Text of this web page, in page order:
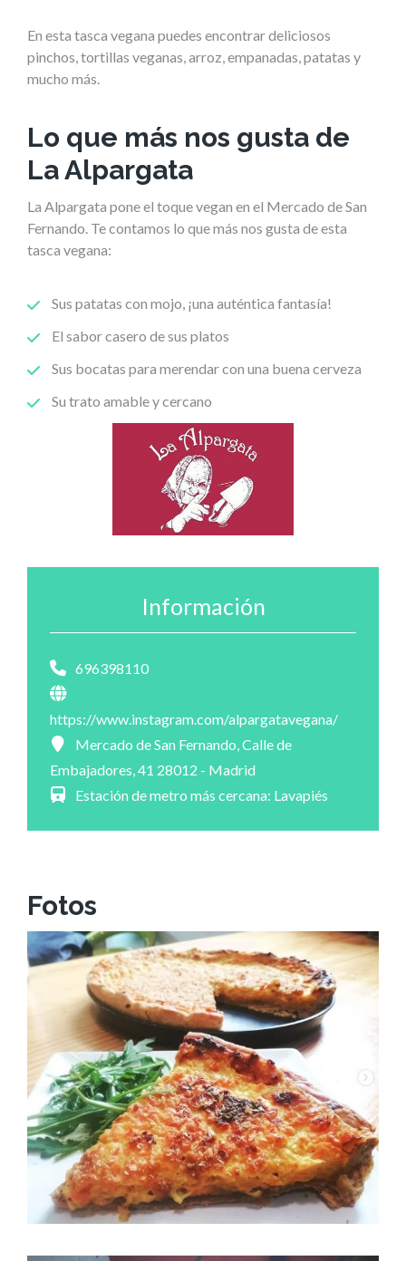
En esta tasca vegana puedes encontrar deliciosos
pinchos, tortillas veganas, arroz, empanadas, patatas y
mucho más.
Lo que más nos gusta de
La Alpargata
La Alpargata pone el toque vegan en el Mercado de San
Fernando. Te contamos lo que más nos gusta de esta
tasca vegana:
Sus patatas con mojo, ¡una auténtica fantasía!
El sabor casero de sus platos
Sus bocatas para merendar con una buena cerveza
Su trato amable y cercano
Información
696398110
https://www.instagram.com/alpargatavegana/
Mercado de San Fernando, Calle de
Embajadores, 41 28012 - Madrid
Estación de metro más cercana: Lavapiés
Fotos